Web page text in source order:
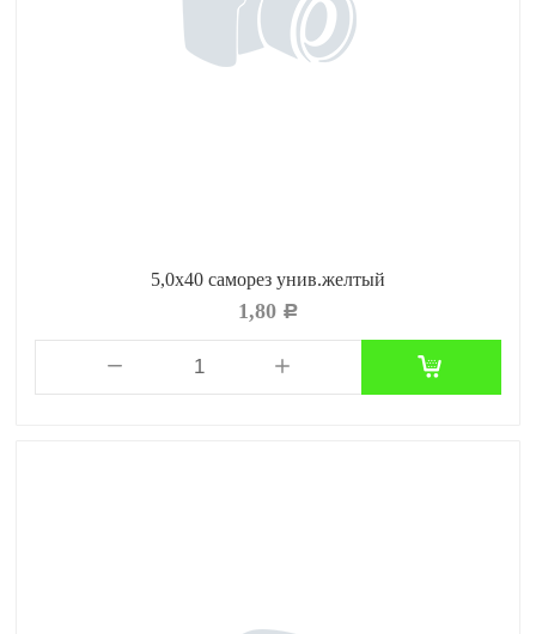
5,0х40 саморез унив.желтый
1,80 Р